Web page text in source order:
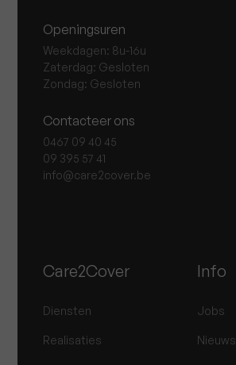
Openingsuren
Weekdagen: 8u-16u
Zaterdag: Gesloten
Zondag: Gesloten
Contacteer ons
0467 09 40 45
09 395 57 41
info@care2cover.be
Care2Cover
Diensten
Realisaties
Info
Jobs
Nieuws